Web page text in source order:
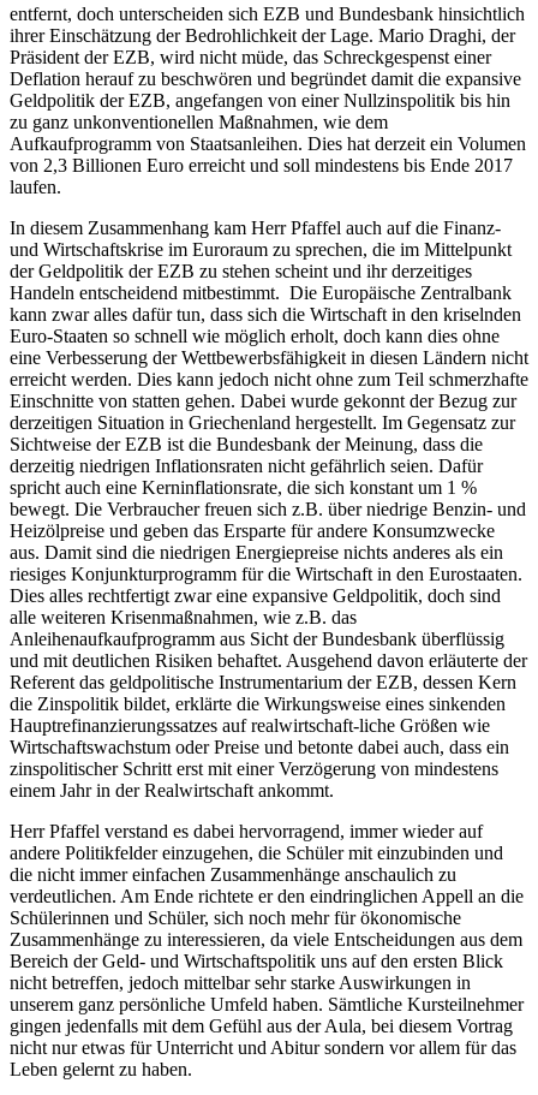
entfernt, doch unterscheiden sich EZB und Bundesbank hinsichtlich
ihrer Einschätzung der Bedrohlichkeit der Lage. Mario Draghi, der
Präsident der EZB, wird nicht müde, das Schreckgespenst einer
Deflation herauf zu beschwören und begründet damit die expansive
Geldpolitik der EZB, angefangen von einer Nullzinspolitik bis hin
zu ganz unkonventionellen Maßnahmen, wie dem
Aufkaufprogramm von Staatsanleihen. Dies hat derzeit ein Volumen
von 2,3 Billionen Euro erreicht und soll mindestens bis Ende 2017
laufen.
In diesem Zusammenhang kam Herr Pfaffel auch auf die Finanz-
und Wirtschaftskrise im Euroraum zu sprechen, die im Mittelpunkt
der Geldpolitik der EZB zu stehen scheint und ihr derzeitiges
Handeln entscheidend mitbestimmt. Die Europäische Zentralbank
kann zwar alles dafür tun, dass sich die Wirtschaft in den kriselnden
Euro-Staaten so schnell wie möglich erholt, doch kann dies ohne
eine Verbesserung der Wettbewerbsfähigkeit in diesen Ländern nicht
erreicht werden. Dies kann jedoch nicht ohne zum Teil schmerzhafte
Einschnitte von statten gehen. Dabei wurde gekonnt der Bezug zur
derzeitigen Situation in Griechenland hergestellt. Im Gegensatz zur
Sichtweise der EZB ist die Bundesbank der Meinung, dass die
derzeitig niedrigen Inflationsraten nicht gefährlich seien. Dafür
spricht auch eine Kerninflationsrate, die sich konstant um 1 %
bewegt. Die Verbraucher freuen sich z.B. über niedrige Benzin- und
Heizölpreise und geben das Ersparte für andere Konsumzwecke
aus. Damit sind die niedrigen Energiepreise nichts anderes als ein
riesiges Konjunkturprogramm für die Wirtschaft in den Eurostaaten.
Dies alles rechtfertigt zwar eine expansive Geldpolitik, doch sind
alle weiteren Krisenmaßnahmen, wie z.B. das
Anleihenaufkaufprogramm aus Sicht der Bundesbank überflüssig
und mit deutlichen Risiken behaftet. Ausgehend davon erläuterte der
Referent das geldpolitische Instrumentarium der EZB, dessen Kern
die Zinspolitik bildet, erklärte die Wirkungsweise eines sinkenden
Hauptrefinanzierungssatzes auf realwirtschaft-liche Größen wie
Wirtschaftswachstum oder Preise und betonte dabei auch, dass ein
zinspolitischer Schritt erst mit einer Verzögerung von mindestens
einem Jahr in der Realwirtschaft ankommt.
Herr Pfaffel verstand es dabei hervorragend, immer wieder auf
andere Politikfelder einzugehen, die Schüler mit einzubinden und
die nicht immer einfachen Zusammenhänge anschaulich zu
verdeutlichen. Am Ende richtete er den eindringlichen Appell an die
Schülerinnen und Schüler, sich noch mehr für ökonomische
Zusammenhänge zu interessieren, da viele Entscheidungen aus dem
Bereich der Geld- und Wirtschaftspolitik uns auf den ersten Blick
nicht betreffen, jedoch mittelbar sehr starke Auswirkungen in
unserem ganz persönliche Umfeld haben. Sämtliche Kursteilnehmer
gingen jedenfalls mit dem Gefühl aus der Aula, bei diesem Vortrag
nicht nur etwas für Unterricht und Abitur sondern vor allem für das
Leben gelernt zu haben.